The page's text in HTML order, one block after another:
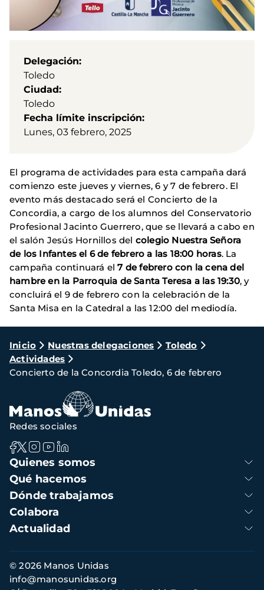
Delegación
Toledo
Ciudad
Toledo
Fecha límite inscripción
Lunes, 03 febrero, 2025
El programa de actividades para esta campaña dará
comienzo este jueves y viernes, 6 y 7 de febrero. El
evento más destacado será el Concierto de la
Concordia, a cargo de los alumnos del Conservatorio
Profesional Jacinto Guerrero, que se llevará a cabo en
el salón Jesús Hornillos del colegio Nuestra Señora
de los Infantes el 6 de febrero a las 18:00 horas. La
campaña continuará el7 de febrero con la cena del
hambre en la Parroquia de Santa Teresa a las 19:30, y
concluirá el 9 de febrero con la celebración de la
Santa Misa en la Catedral a las 12:00 del mediodía.
Ruta
de
navegación
Inicio Nuestras delegaciones
Toledo
Actividades
Concierto de la Concordia Toledo, 6 de febrero
Navegación
principal
Quienes somos
Qué hacemos
Dónde trabajamos
Colabora
Actualidad
Redes sociales
Información
de
contacto
© 2026 Manos Unidas
info@manosunidas.org